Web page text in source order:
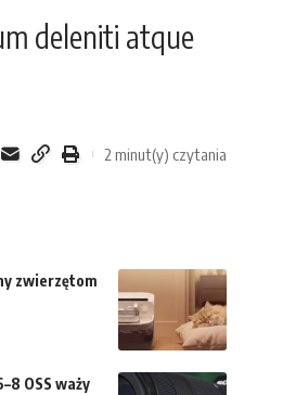
deleniti atque
2 minut(y) czytania
zwierzętom
OSS waży